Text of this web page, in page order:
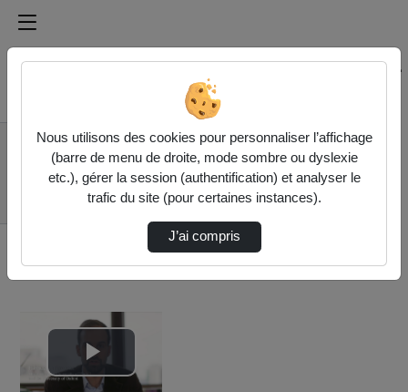
Médiathèque de l'université Paris
Rechercher un média sur Médiathèque de l'université
Accueil
Vidéos
5. Fabrice
Langrognet,
"Addressing barriers,
Lire
Nous utilisons des cookies pour personnaliser l’affichage
(barre de menu de droite, mode sombre ou dyslexie
etc.), gérer la session (authentification) et analyser le
trafic du site (pour certaines instances).
J’ai compris